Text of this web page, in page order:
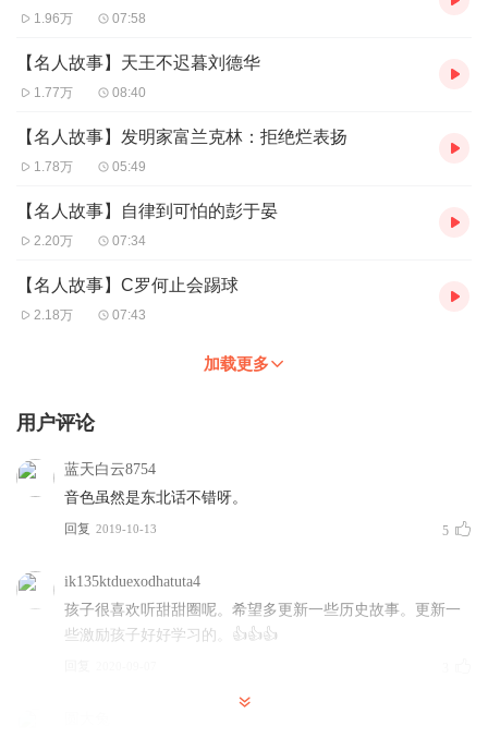
1.96万 07:58
【名人故事】天王不迟暮刘德华
1.77万 08:40
【名人故事】发明家富兰克林：拒绝烂表扬
1.78万 05:49
【名人故事】自律到可怕的彭于晏
2.20万 07:34
【名人故事】C罗何止会踢球
2.18万 07:43
加载更多
用户评论
蓝天白云8754
音色虽然是东北话不错呀。
回复 2019-10-13 5
ik135ktduexodhatuta4
孩子很喜欢听甜甜圈呢。希望多更新一些历史故事。更新一
些激励孩子好好学习的。👍👍👍